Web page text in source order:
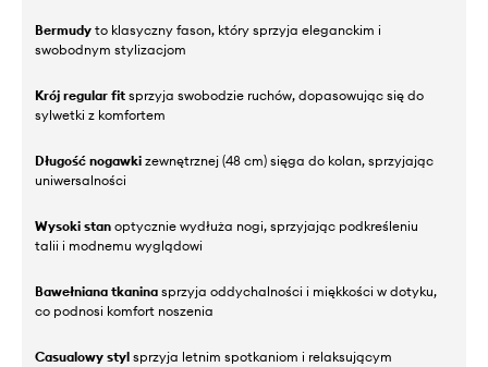
Bermudy to klasyczny fason, który sprzyja eleganckim i
swobodnym stylizacjom
Krój regular fit sprzyja swobodzie ruchów, dopasowując się do
sylwetki z komfortem
Długość nogawki zewnętrznej (48 cm) sięga do kolan, sprzyjając
uniwersalności
Wysoki stan optycznie wydłuża nogi, sprzyjając podkreśleniu
talii i modnemu wyglądowi
Bawełniana tkanina sprzyja oddychalności i miękkości w dotyku,
co podnosi komfort noszenia
Casualowy styl sprzyja letnim spotkaniom i relaksującym